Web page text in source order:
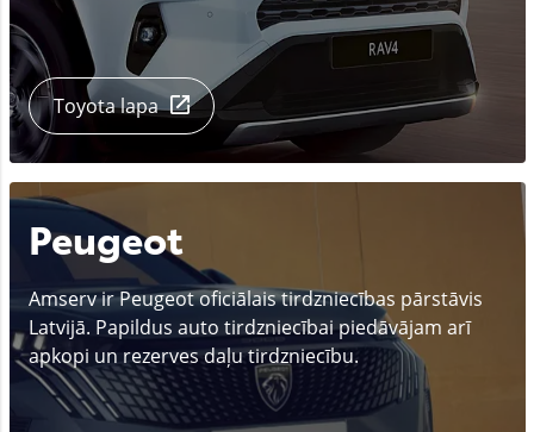
Toyota lapa
Peugeot
Amserv ir Peugeot oficiālais tirdzniecības pārstāvis
Latvijā. Papildus auto tirdzniecībai piedāvājam arī
apkopi un rezerves daļu tirdzniecību.